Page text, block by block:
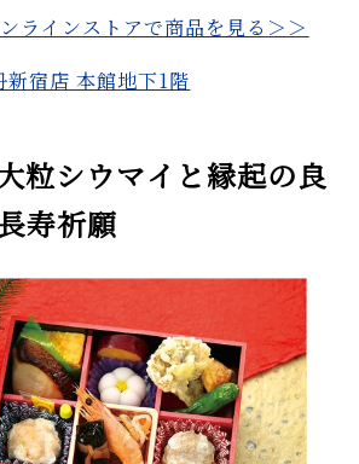
ラインストアで商品を見る＞＞
新宿店 本館地下1階
粒シウマイと縁起の良
寿祈願